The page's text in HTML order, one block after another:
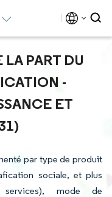
LA PART DU
-
ET
par type de produit
sociale, et plus
services), mode de